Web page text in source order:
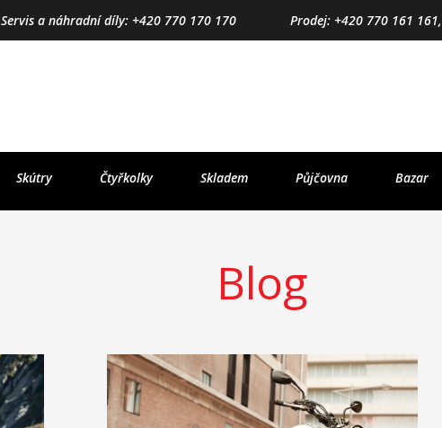
Servis a náhradní díly: +420 770 170 170 Prodej: +420 770 161 161,
Skútry Čtyřkolky Skladem Půjčovna Bazar
Blog